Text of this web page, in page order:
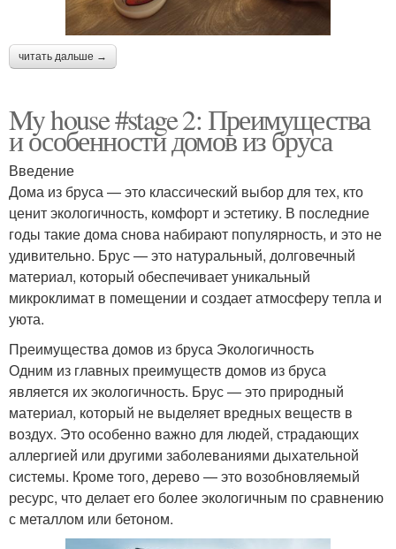
читать дальше →
My house #stage 2: Преимущества
и особенности домов из бруса
Введение
Дома из бруса — это классический выбор для тех, кто
ценит экологичность, комфорт и эстетику. В последние
годы такие дома снова набирают популярность, и это не
удивительно. Брус — это натуральный, долговечный
материал, который обеспечивает уникальный
микроклимат в помещении и создает атмосферу тепла и
уюта.
Преимущества домов из бруса Экологичность
Одним из главных преимуществ домов из бруса
является их экологичность. Брус — это природный
материал, который не выделяет вредных веществ в
воздух. Это особенно важно для людей, страдающих
аллергией или другими заболеваниями дыхательной
системы. Кроме того, дерево — это возобновляемый
ресурс, что делает его более экологичным по сравнению
с металлом или бетоном.